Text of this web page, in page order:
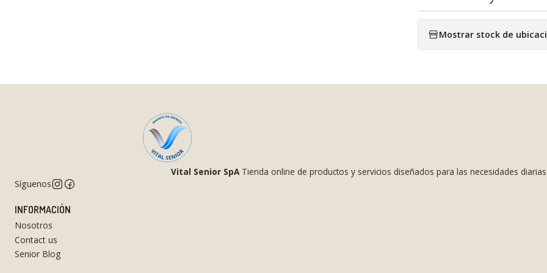
Mostrar stock de
Vital Senior SpATienda online de productos y servicios diseñados para las necesidades
Síguenos
INFORMACIÓN
Nosotros
Contact us
Senior Blog